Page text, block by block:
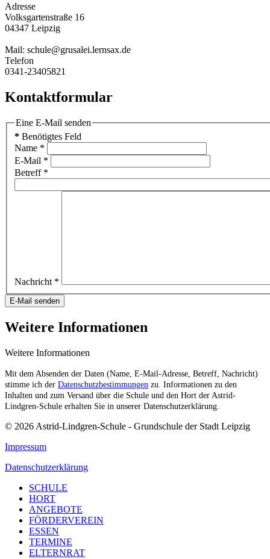
Adresse
Volksgartenstraße 16
04347 Leipzig
Mail: schule@grusalei.lernsax.de
Telefon
0341-23405821
Kontaktformular
Eine E-Mail senden
* Benötigtes Feld
Name *
E-Mail *
Betreff*
Nachricht *
E-Mail senden
Weitere Informationen
Weitere Informationen
Mit dem Absenden der Daten (Name, E-Mail-Adresse, Betreff, Nachricht)
stimme ich der Datenschutzbestimmungen zu. Informationen zu den
Inhalten und zum Versand über die Schule und den Hort der Astrid-
Lindgren-Schule erhalten Sie in unserer Datenschutzerklärung.
© 2026 Astrid-Lindgren-Schule - Grundschule der Stadt Leipzig
Impressum
Datenschutzerklärung
SCHULE
HORT
ANGEBOTE
FÖRDERVEREIN
ESSEN
TERMINE
ELTERNRAT